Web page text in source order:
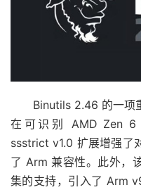
Binutils 2.46 的一项
在可识别 AMD Zen 6
ssstrict v1.0 扩展增强了
了 Arm 兼容性。此外，
集的支持，引入了 Arm